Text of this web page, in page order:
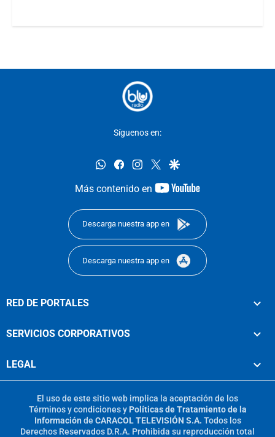
Síguenos en:
whatsappfacebookinstagram
twittergoogle
Más contenido en
youtube-
Descarga nuestra app en
Descarga nuestra app en
RED DE PORTALES
SERVICIOS CORPORATIVOS
LEGAL
El uso de este sitio web implica la aceptación de los
Términos y condicionesy Políticas de Tratamiento de la
Información de CARACOL TELEVISIÓN S.A. Todos los
Derechos Reservados D.R.A. Prohibida su reproducción total